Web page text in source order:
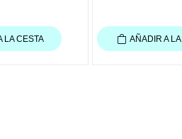
LA CESTA AÑADIR A